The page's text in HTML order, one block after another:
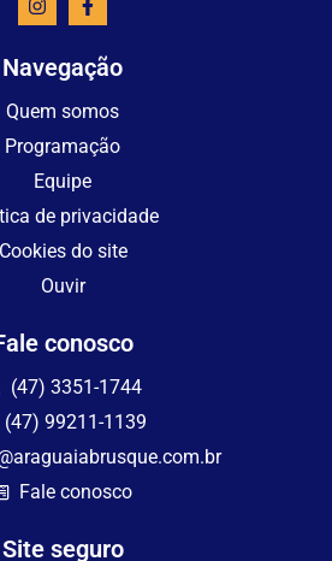
Navegação
Quem somos
Programação
Equipe
de privacidade
Cookies do site
Ouvir
conosco
(47) 3351-1744
(47) 99211-1139
Fale conosco
Site seguro